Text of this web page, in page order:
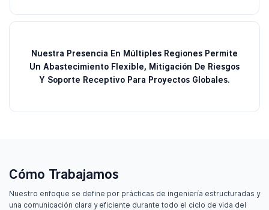
Nuestra Presencia En Múltiples Regiones Permite
Un Abastecimiento Flexible, Mitigación De Riesgos
Y Soporte Receptivo Para Proyectos Globales.
Cómo Trabajamos
Nuestro enfoque se define por prácticas de ingeniería estructuradas y
una comunicación clara y eficiente durante todo el ciclo de vida del